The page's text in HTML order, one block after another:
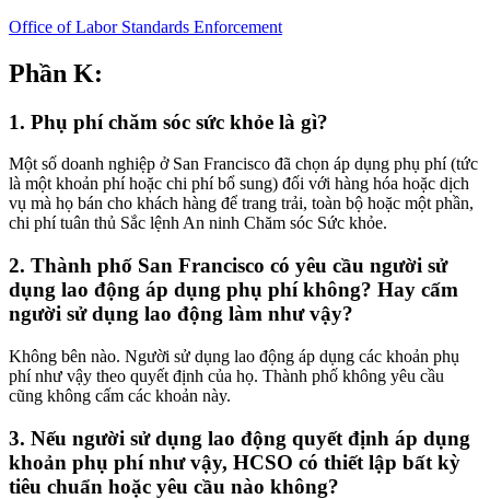
Office of Labor Standards Enforcement
Phần K:
1. Phụ phí chăm sóc sức khỏe là gì?
Một số doanh nghiệp ở San Francisco đã chọn áp dụng phụ phí (tức
là một khoản phí hoặc chi phí bổ sung) đối với hàng hóa hoặc dịch
vụ mà họ bán cho khách hàng để trang trải, toàn bộ hoặc một phần,
chi phí tuân thủ Sắc lệnh An ninh Chăm sóc Sức khỏe.
2. Thành phố San Francisco có yêu cầu người sử
dụng lao động áp dụng phụ phí không? Hay cấm
người sử dụng lao động làm như vậy?
Không bên nào. Người sử dụng lao động áp dụng các khoản phụ
phí như vậy theo quyết định của họ. Thành phố không yêu cầu
cũng không cấm các khoản này.
3. Nếu người sử dụng lao động quyết định áp dụng
khoản phụ phí như vậy, HCSO có thiết lập bất kỳ
tiêu chuẩn hoặc yêu cầu nào không?